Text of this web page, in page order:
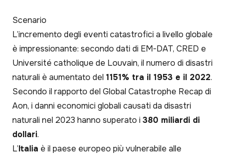
Scenario
L’incremento degli eventi catastrofici a livello globale
è impressionante: secondo dati di EM-DAT, CRED e
Université catholique de Louvain, il numero di disastri
naturali è aumentato del 1151% tra il 1953 e il 2022.
Secondo il rapporto del Global Catastrophe Recap di
Aon, i danni economici globali causati da disastri
naturali nel 2023 hanno superato i 380 miliardi di
dollari.
L’Italia è il paese europeo più vulnerabile alle